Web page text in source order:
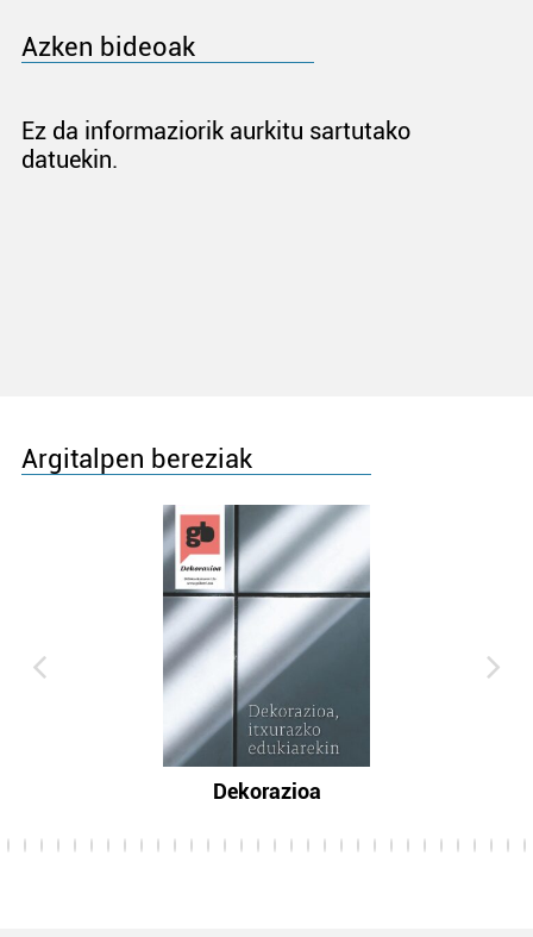
Azken bideoak
Ez da informaziorik aurkitu sartutako
datuekin.
Argitalpen bereziak
Dekorazioa